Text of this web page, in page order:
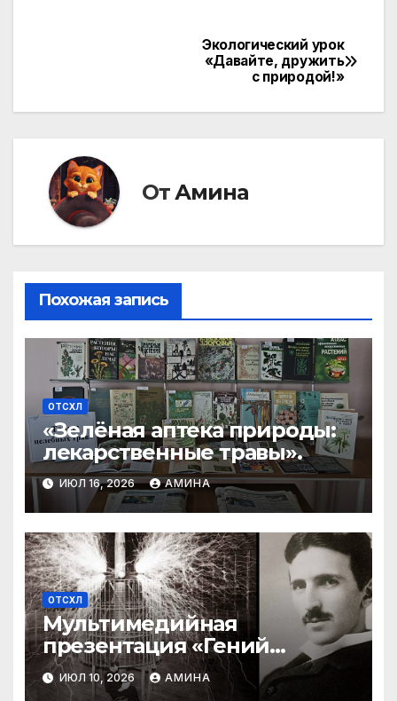
Экологический урок
«Давайте, дружить
с природой!»
ОтАмина
Похожая запись
ОТСХЛ
«Зелёная аптека природы:
лекарственные травы».
ИЮЛ 16, 2026 АМИНА
ОТСХЛ
Мультимедийная
презентация «Гений
Никола Тесла – явление в
мире науки и открытий»: К
ИЮЛ 10, 2026 АМИНА